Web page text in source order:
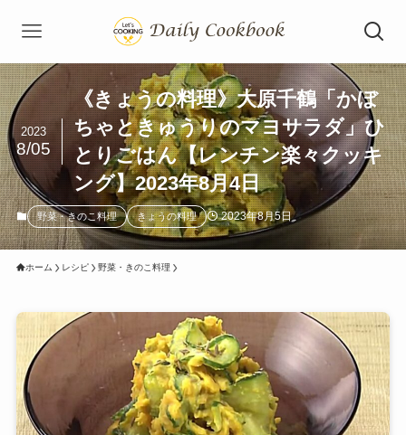
《きょうの料理》大原千鶴「かぼ
ちゃときゅうりのマヨサラダ」ひ
とりごはん【レンチン楽々クッキ
ング】2023年8月4日
2023
8/05
野菜・きのこ料理 きょうの料理 2023年8月5日
ホーム レシピ 野菜・きのこ料理